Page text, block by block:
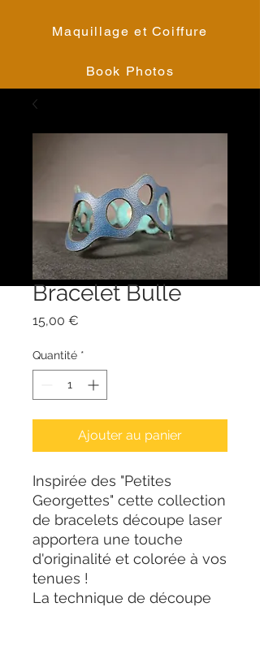
Maquillage et Coiffure
Book Photos
Bracelet Bulle
15,00 €
Quantité *
Ajouter au panier
Inspirée des "Petites
Georgettes" cette collection
de bracelets découpe laser
apportera une touche
d'originalité et colorée à vos
tenues !
La technique de découpe